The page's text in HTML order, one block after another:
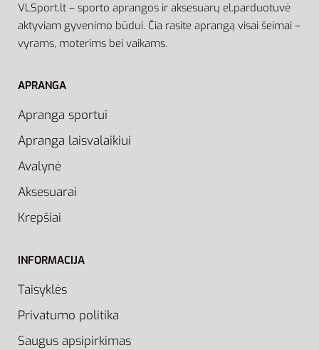
VLSport.lt – sporto aprangos ir aksesuarų el.parduotuvė
aktyviam gyvenimo būdui. Čia rasite aprangą visai šeimai –
vyrams, moterims bei vaikams.
APRANGA
Apranga sportui
Apranga laisvalaikiui
Avalynė
Aksesuarai
Krepšiai
INFORMACIJA
Taisyklės
Privatumo politika
Saugus apsipirkimas